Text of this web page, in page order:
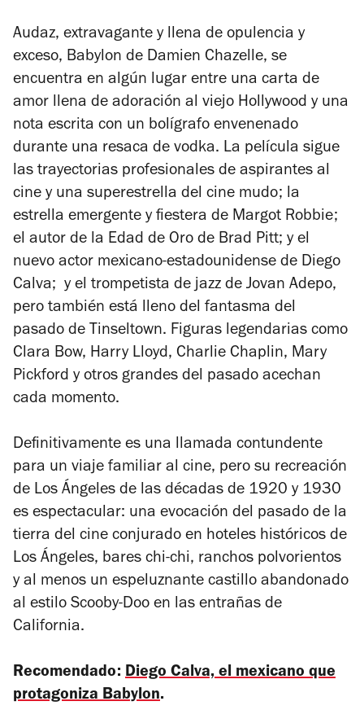
Audaz, extravagante y llena de opulencia y
exceso, Babylon de Damien Chazelle, se
encuentra en algún lugar entre una carta de
amor llena de adoración al viejo Hollywood y una
nota escrita con un bolígrafo envenenado
durante una resaca de vodka. La película sigue
las trayectorias profesionales de aspirantes al
cine y una superestrella del cine mudo; la
estrella emergente y fiestera de Margot Robbie;
el autor de la Edad de Oro de Brad Pitt; y el
nuevo actor mexicano-estadounidense de Diego
Calva; y el trompetista de jazz de Jovan Adepo,
pero también está lleno del fantasma del
pasado de Tinseltown. Figuras legendarias como
Clara Bow, Harry Lloyd, Charlie Chaplin, Mary
Pickford y otros grandes del pasado acechan
cada momento.
Definitivamente es una llamada contundente
para un viaje familiar al cine, pero su recreación
de Los Ángeles de las décadas de 1920 y 1930
es espectacular: una evocación del pasado de la
tierra del cine conjurado en hoteles históricos de
Los Ángeles, bares chi-chi, ranchos polvorientos
y al menos un espeluznante castillo abandonado
al estilo Scooby-Doo en las entrañas de
California.
Recomendado: Diego Calva, el mexicano que
protagoniza Babylon.